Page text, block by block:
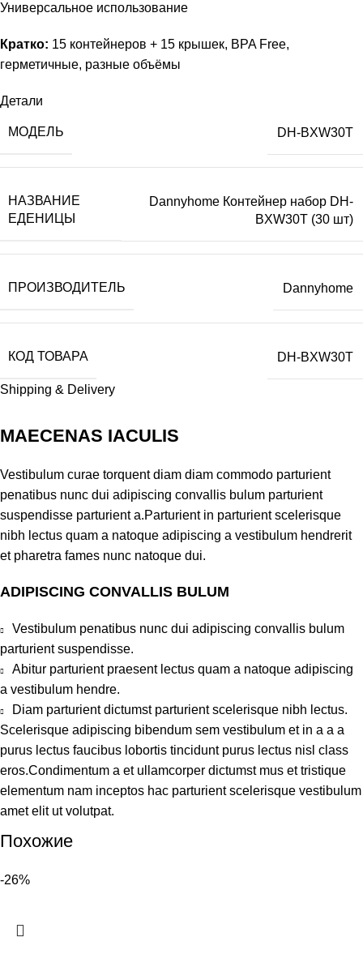
Универсальное использование
Кратко: 15 контейнеров + 15 крышек, BPA Free,
герметичные, разные объёмы
Детали
МОДЕЛЬ DH-BXW30T
НАЗВАНИЕ
ЕДЕНИЦЫ
Dannyhome Контейнер набор DH-
BXW30T (30 шт)
ПРОИЗВОДИТЕЛЬ Dannyhome
КОД ТОВАРА DH-BXW30T
Shipping & Delivery
MAECENAS IACULIS
Vestibulum curae torquent diam diam commodo parturient
penatibus nunc dui adipiscing convallis bulum parturient
suspendisse parturient a.Parturient in parturient scelerisque
nibh lectus quam a natoque adipiscing a vestibulum hendrerit
et pharetra fames nunc natoque dui.
ADIPISCING CONVALLIS BULUM
Vestibulum penatibus nunc dui adipiscing convallis bulum
parturient suspendisse.
Abitur parturient praesent lectus quam a natoque adipiscing
a vestibulum hendre.
Diam parturient dictumst parturient scelerisque nibh lectus.
Scelerisque adipiscing bibendum sem vestibulum et in a a a
purus lectus faucibus lobortis tincidunt purus lectus nisl class
eros.Condimentum a et ullamcorper dictumst mus et tristique
elementum nam inceptos hac parturient scelerisque vestibulum
amet elit ut volutpat.
Похожие
-26%